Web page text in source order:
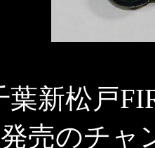
新松戸
発売のチャ